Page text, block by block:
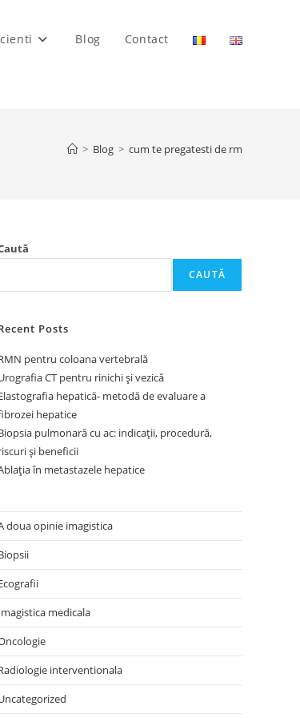
Blog Contact
> Blog > cum te pregatesti de rm
CAUTĂ
Posts
pentru coloana vertebrală
CT pentru rinichi și vezică
hepatică- metodă de evaluare a
hepatice
pulmonară cu ac: indicații, procedură,
și beneficii
în metastazele hepatice
doua opinie imagistica
medicala
interventionala